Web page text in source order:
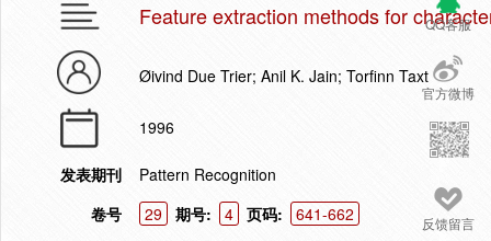
QQ客服
官方微博
反馈留言
Feature extraction methods for
Øivind Due Trier; Anil K. Jain; Torfinn Taxt
1996
发表期刊
Pattern Recognition
卷号
29 期号: 4 页码:
641-662